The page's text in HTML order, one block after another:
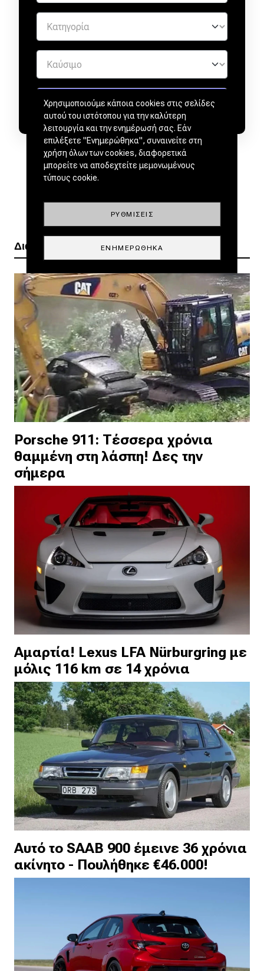
Διαβάστε ακόμα
Porsche 911: Τέσσερα χρόνια
θαμμένη στη λάσπη! Δες την
σήμερα
Αμαρτία! Lexus LFA Nürburgring με
μόλις 116 km σε 14 χρόνια
Αυτό το SAAB 900 έμεινε 36 χρόνια
ακίνητο - Πουλήθηκε €46.000!
Χρησιμοποιούμε κάποια cookies στις σελίδες
αυτού του ιστότοπου για την καλύτερη
λειτουργία και την ενημέρωσή σας. Εάν
επιλέξετε "Ενημερώθηκα", συναινείτε στη
χρήση όλων των cookies, διαφορετικά
μπορείτε να αποδεχτείτε μεμονωμένους
τύπους cookie.
ΡΥΘΜΊΣΕΙΣ
ΕΝΗΜΕΡΏΘΗΚΑ